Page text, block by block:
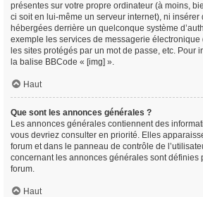
présentes sur votre propre ordinateur (à moins,
ci soit en lui-même un serveur internet), ni
hébergées derrière un quelconque système
exemple les services de messagerie électronique
les sites protégés par un mot de passe, etc. Pour
la balise BBCode « [img] ».
Haut
Que sont les annonces générales ?
Les annonces générales contiennent des
vous devriez consulter en priorité. Elles
forum et dans le panneau de contrôle de
concernant les annonces générales sont définies
forum.
Haut